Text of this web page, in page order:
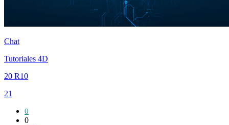
Chat
Tutoriales 4D
20 R10
21
0
0